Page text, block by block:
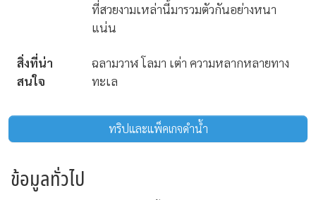
ที่สวยงามเหล่านี้มารวมตัวกันอย่างหนา
แน่น
สิ่งที่น่า
สนใจ
ฉลามวาฬ โลมา เต่า ความหลากหลายทาง
ทะเล
ทริปและแพ็คเกจดำน้ำ
ข้อมูลทั่วไป